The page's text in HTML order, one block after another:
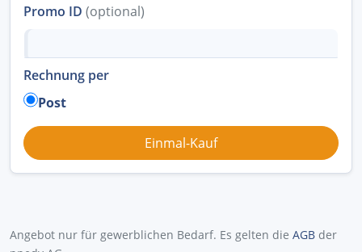
Promo ID (optional)
Rechnung per
Post
Angebot nur für gewerblichen Bedarf. Es gelten die AGB der